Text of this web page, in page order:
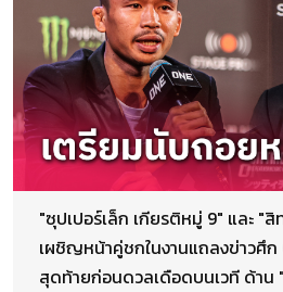
"ซุปเปอร์เล็ก เกียรติหมู่ 9" และ "
เผชิญหน้าคู่ชกในงานแถลงข่าวศึก
สุดท้ายก่อนดวลเดือดบนเวที ด้าน